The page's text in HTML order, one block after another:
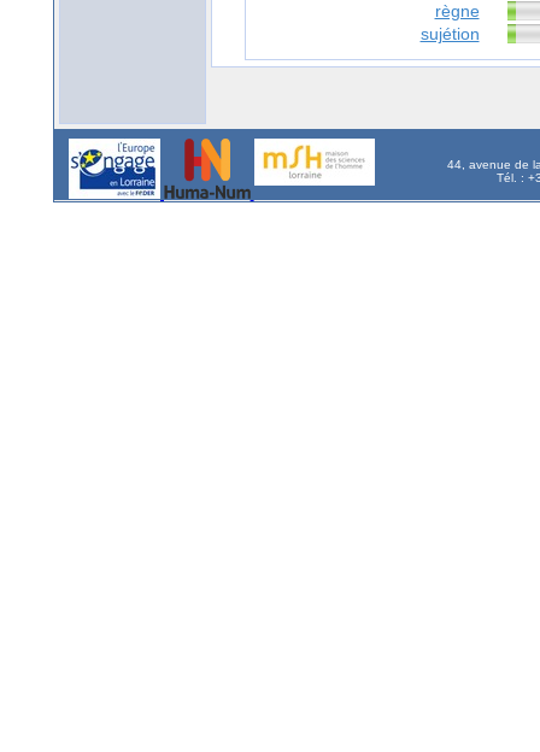
règne
sujétion
44, avenue de
Tél. :